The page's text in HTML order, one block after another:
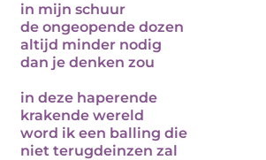
in mijn schuur
de ongeopende dozen
altijd minder nodig
dan je denken zou
in deze haperende
krakende wereld
word ik een balling die
niet terugdeinzen zal